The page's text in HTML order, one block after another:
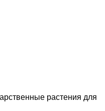
растения для